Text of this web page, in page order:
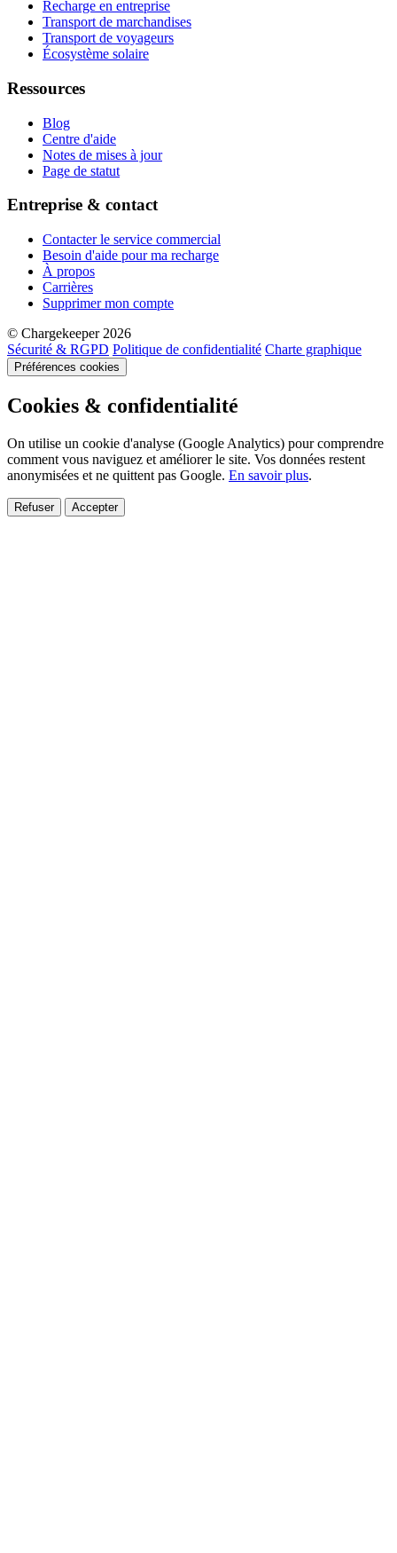
Recharge en entreprise
Transport de marchandises
Transport de voyageurs
Écosystème solaire
Ressources
Blog
Centre d'aide
Notes de mises à jour
Page de statut
Entreprise & contact
Contacter le service commercial
Besoin d'aide pour ma recharge
À propos
Carrières
Supprimer mon compte
© Chargekeeper 2026
Sécurité & RGPD Politique de confidentialité Charte graphique
Préférences cookies
Cookies & confidentialité
On utilise un cookie d'analyse (Google Analytics) pour comprendre
comment vous naviguez et améliorer le site. Vos données restent
anonymisées et ne quittent pas Google. En savoir plus.
Refuser Accepter